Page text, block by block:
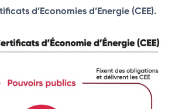
d’Economies d’Energie (CEE).